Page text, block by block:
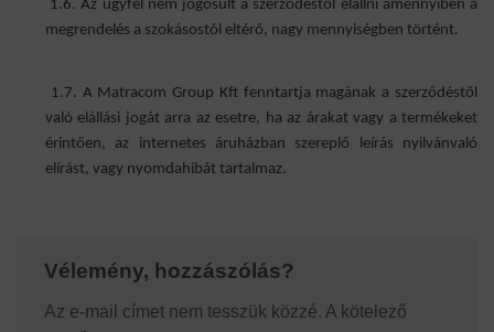
1.6. Az ügyfél nem jogosult a szerződéstől elállni amennyiben a
megrendelés a szokásostól eltérő, nagy mennyiségben történt.
1.7. A Matracom Group Kft fenntartja magának a szerződéstől
való elállási jogát arra az esetre, ha az árakat vagy a termékeket
érintően, az internetes áruházban szereplő leírás nyilvánvaló
elírást, vagy nyomdahibát tartalmaz.
Vélemény, hozzászólás?
Az e-mail címet nem tesszük közzé. A kötelező